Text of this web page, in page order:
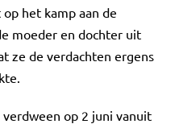
het kamp aan de
moeder en dochter uit
ze de verdachten ergens
op 2 juni vanuit